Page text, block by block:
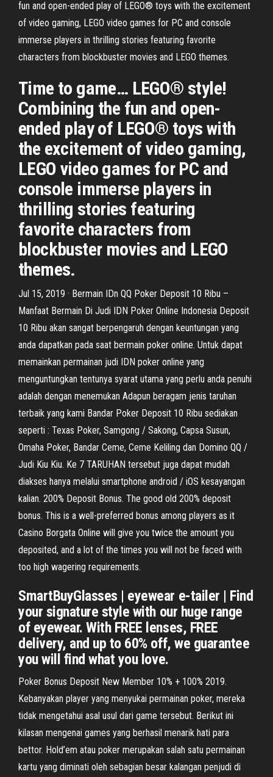
fun and open-ended play of LEGO® toys with the excitement
of video gaming, LEGO video games for PC and console
immerse players in thrilling stories featuring favorite
characters from blockbuster movies and LEGO themes.
Time to game… LEGO® style!
Combining the fun and open-
ended play of LEGO® toys with
the excitement of video gaming,
LEGO video games for PC and
console immerse players in
thrilling stories featuring
favorite characters from
blockbuster movies and LEGO
themes.
Jul 15, 2019 · Bermain IDn QQ Poker Deposit 10 Ribu –
Manfaat Bermain Di Judi IDN Poker Online Indonesia Deposit
10 Ribu akan sangat berpengaruh dengan keuntungan yang
anda dapatkan pada saat bermain poker online. Untuk dapat
memainkan permainan judi IDN poker online yang
menguntungkan tentunya syarat utama yang perlu anda penuhi
adalah dengan menemukan Adapun beragam jenis taruhan
terbaik yang kami Bandar Poker Deposit 10 Ribu sediakan
seperti : Texas Poker, Samgong / Sakong, Capsa Susun,
Omaha Poker, Bandar Ceme, Ceme Keliling dan Domino QQ /
Judi Kiu Kiu. Ke 7 TARUHAN tersebut juga dapat mudah
diakses hanya melalui smartphone android / iOS kesayangan
kalian. 200% Deposit Bonus. The good old 200% deposit
bonus. This is a well-preferred bonus among players as it
Casino Borgata Online will give you twice the amount you
deposited, and a lot of the times you will not be faced with
too high wagering requirements.
SmartBuyGlasses | eyewear e-tailer | Find
your signature style with our huge range
of eyewear. With FREE lenses, FREE
delivery, and up to 60% off, we guarantee
you will find what you love.
Poker Bonus Deposit New Member 10% + 100% 2019.
Kebanyakan player yang menyukai permainan poker, mereka
tidak mengetahui asal usul dari game tersebut. Berikut ini
kilasan mengenai games yang berhasil menarik hati para
bettor. Hold’em atau poker merupakan salah satu permainan
kartu yang diminati oleh sebagian besar kalangan penjudi di